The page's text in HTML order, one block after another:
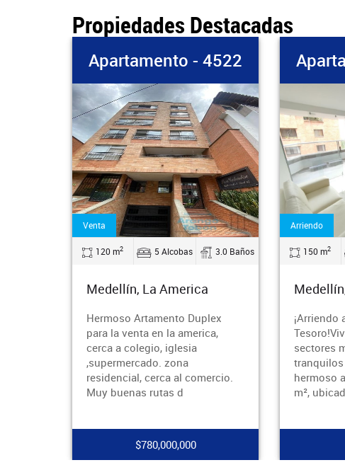
Propiedades Destacadas
Apartamento - 4522
Venta
120 m2 5 Alcobas 3.0 Baños
Medellín, La America
Hermoso Artamento Duplex
para la venta en la america,
cerca a colegio, iglesia
,supermercado. zona
residencial, cerca al comercio.
Muy buenas rutas d
$780,000,000
Arriendo
150 m2
¡Arriendo
sectores
hermoso
m²,